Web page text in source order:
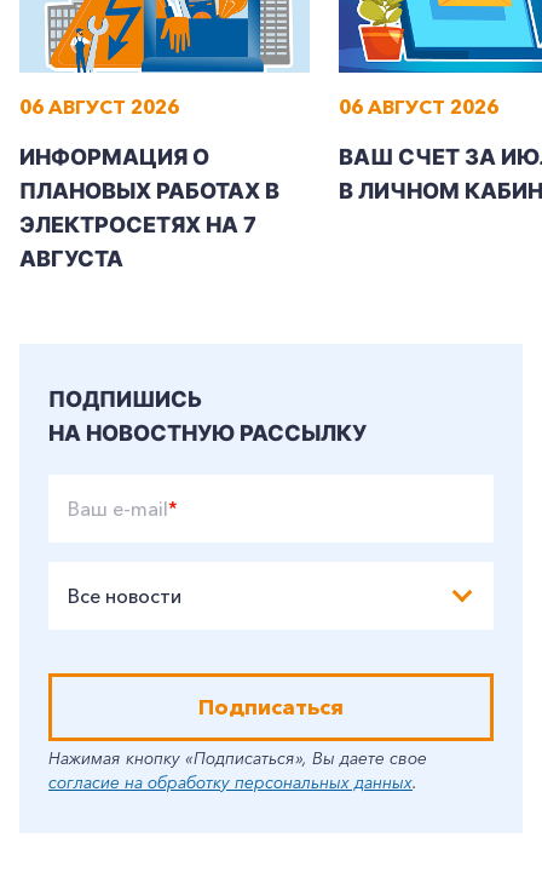
06 АВГУСТ 2026
ИНФОРМАЦИЯ О
ПЛАНОВЫХ РАБОТАХ В
ЭЛЕКТРОСЕТЯХ НА 7
АВГУСТА
06 АВГУСТ 2026
ВАШ СЧЕТ ЗА
В ЛИЧНОМ
ПОДПИШИСЬ
НА НОВОСТНУЮ РАССЫЛКУ
Ваш e-mail*
Все новости
Подписаться
Нажимая кнопку «Подписаться», Вы даете свое
согласие на обработку персональных данных.